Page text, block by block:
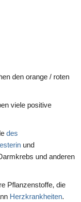
den orange / roten
viele positive
des
und
und anderen
Pflanzenstoffe, die
Herzkrankheiten.